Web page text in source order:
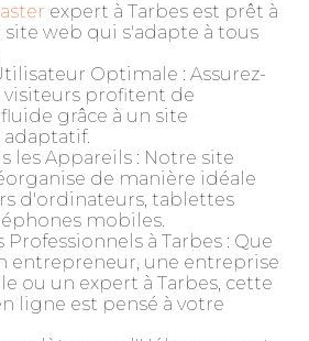
expert à Tarbes est prêt à
site web qui s'adapte à tous
Optimale : Assurez-
visiteurs profitent de
grâce à un site
les Appareils : Notre site
de manière idéale
d'ordinateurs, tablettes
mobiles.
Professionnels à Tarbes : Que
entrepreneur, une entreprise
ou un expert à Tarbes, cette
ligne est pensé à votre